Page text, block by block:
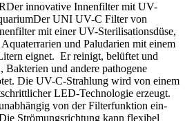
innovative Innenfilter mit UV-
UNI UV-C Filter von
mit einer UV-Sterilisationsdüse,
und Paludarien mit einem
eignet. Er reinigt, belüftet und
Bakterien und andere pathogene
Die UV-C-Strahlung wird von einem
LED-Technologie erzeugt.
von der Filterfunktion ein-
Strömungsrichtung kann flexibel